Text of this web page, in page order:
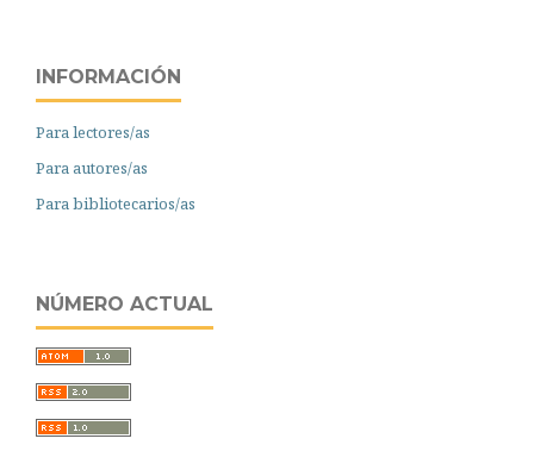
INFORMACIÓN
Para lectores/as
Para autores/as
Para bibliotecarios/as
NÚMERO ACTUAL